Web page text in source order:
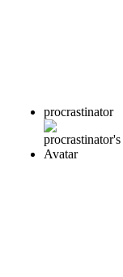
procrastinator